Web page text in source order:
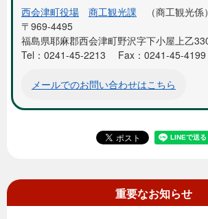
西会津町役場 商工観光課
商工観光係
〒969-4495
福島県耶麻郡西会津町野沢字下小屋上乙
Tel：0241-45-2213
Fax：0241-45-4199
メールでのお問い合わせはこちら
重要なお知らせ